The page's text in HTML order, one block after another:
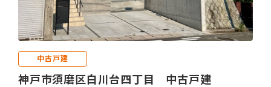
中古戸建
神戸市須磨区白川台四丁目 中古戸建